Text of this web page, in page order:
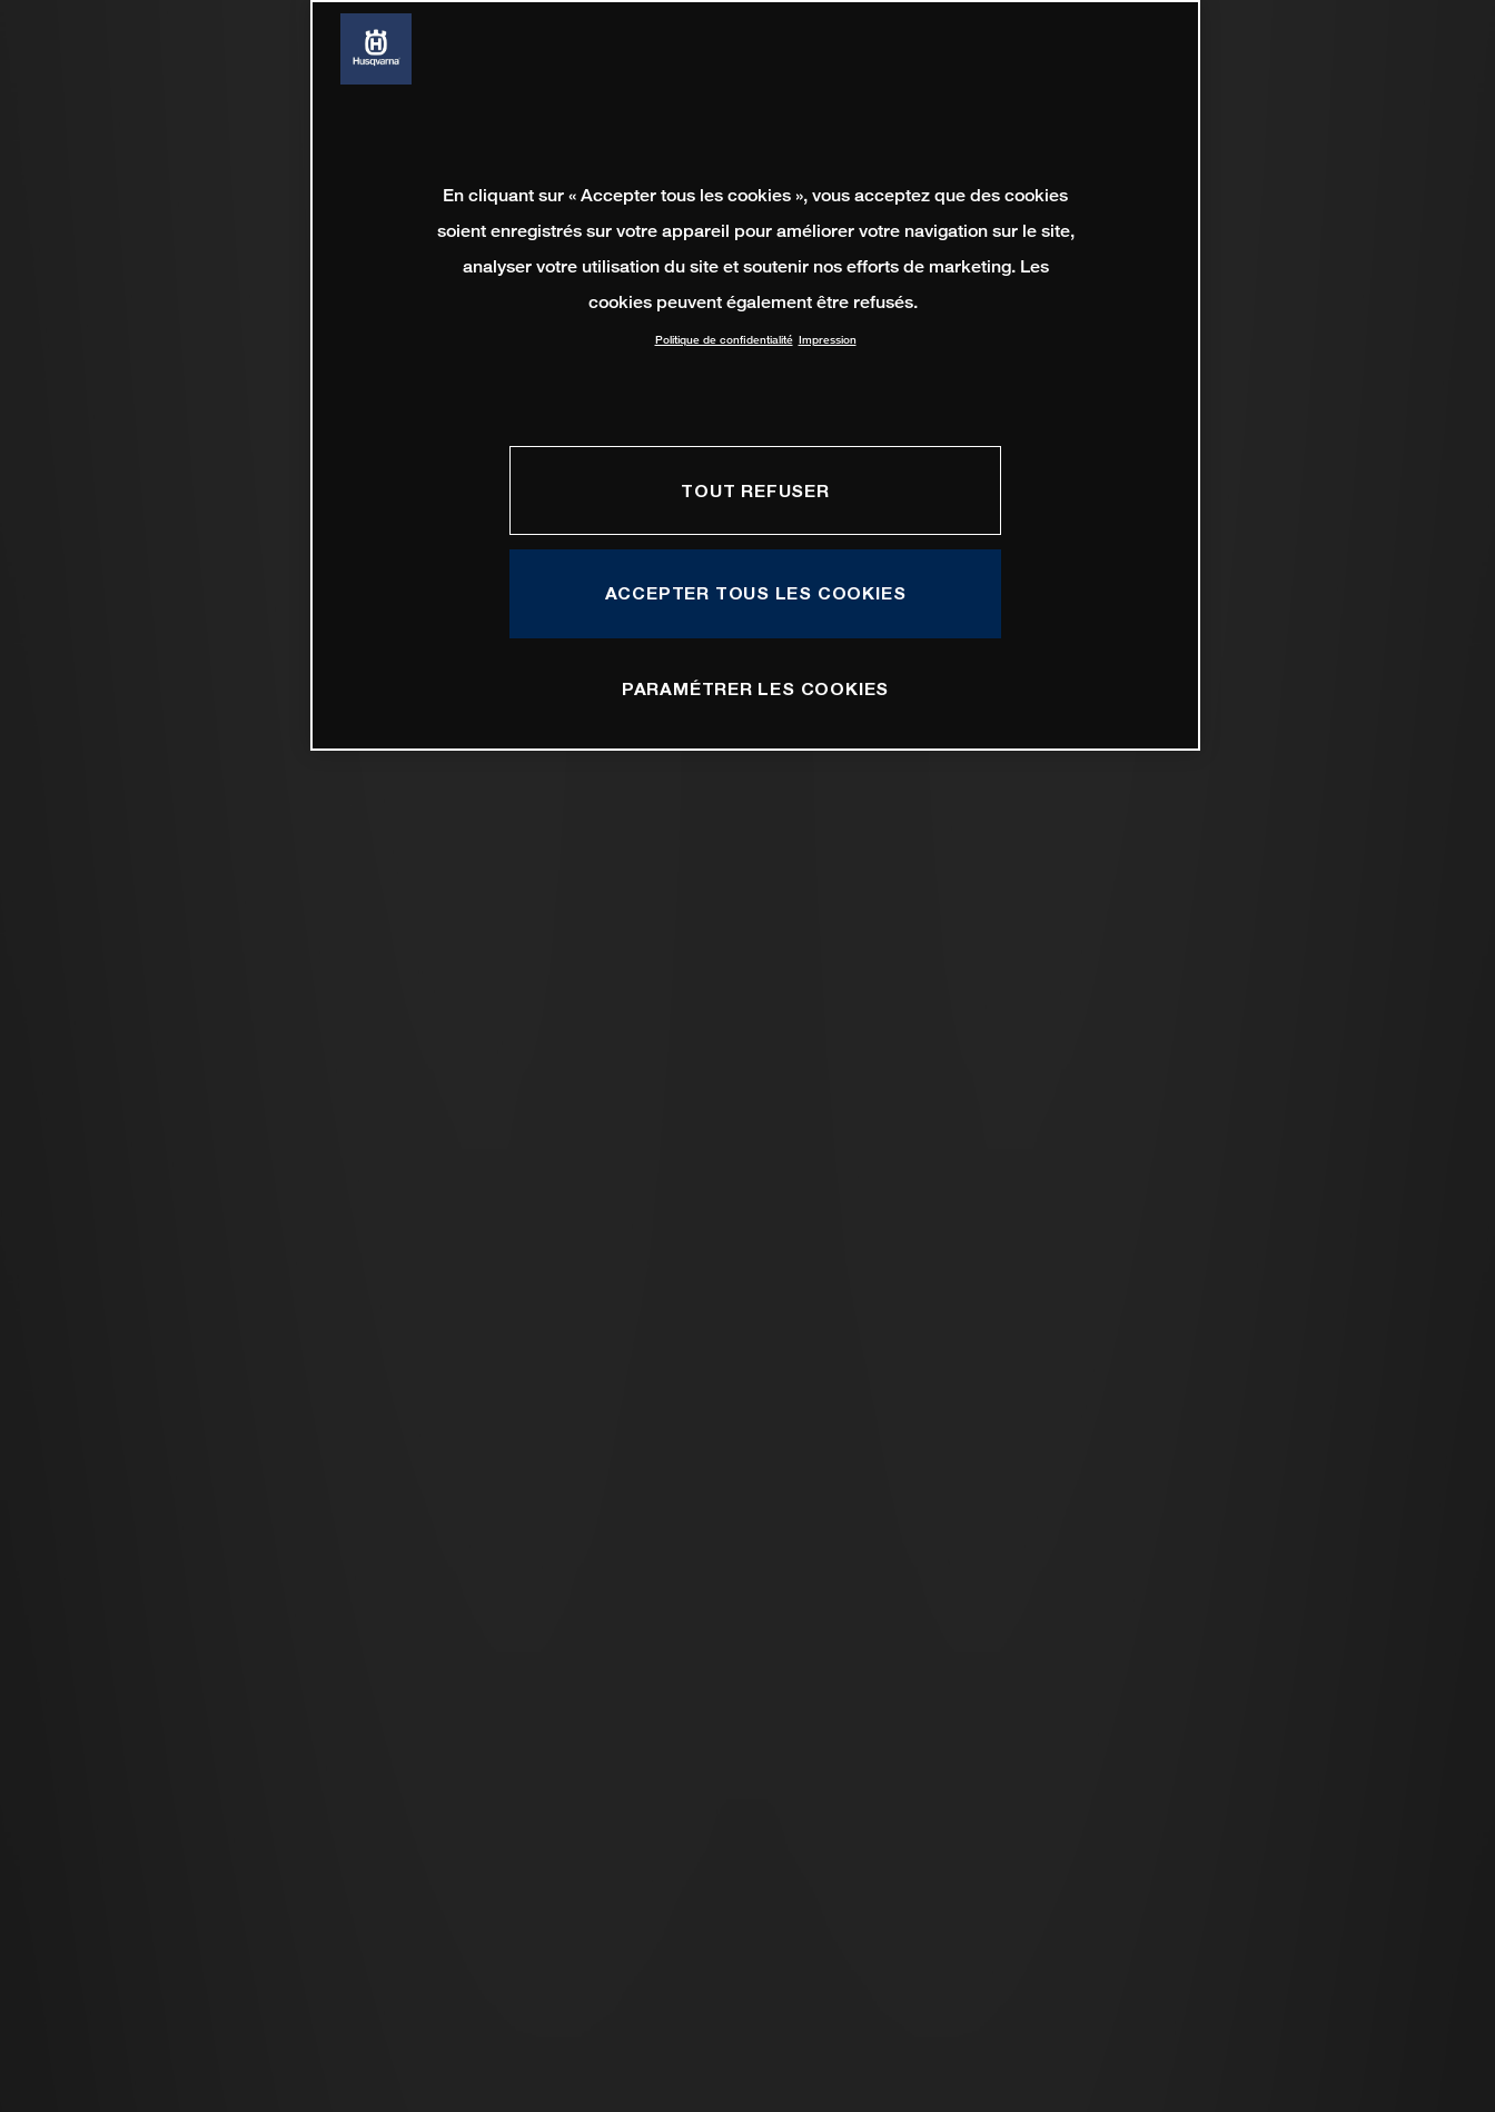
En cliquant sur « Accepter tous les cookies », vous acceptez que des cookies
soient enregistrés sur votre appareil pour améliorer votre navigation sur le site,
analyser votre utilisation du site et soutenir nos efforts de marketing. Les
cookies peuvent également être refusés.
Politique de confidentialité Impression
TOUT REFUSER
ACCEPTER TOUS LES COOKIES
PARAMÉTRER LES COOKIES